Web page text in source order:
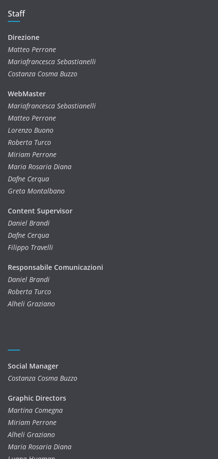
Staff
Direzione
Matteo Perrone
Mariafrancesca Sebastianelli
Costanza Cosma Buzzo
WebMaster
Mariafrancesca Sebastianelli
Matteo Perrone
Lorenzo Buono
Roberta Turco
Miriam Perrone
Maria Rosaria Diana
Dafne Cerqua
Greta Montalbano
Content Supervisor
Daniel Brandi
Dafne Cerqua
Filippo Travelli
Responsabile Comunicazioni
Daniel Brandi
Roberta Turco
Alheli Graziano
Social Manager
Costanza Cosma Buzzo
Graphic Directors
Martina Comegna
Miriam Perrone
Alheli Graziano
Maria Rosaria Diana